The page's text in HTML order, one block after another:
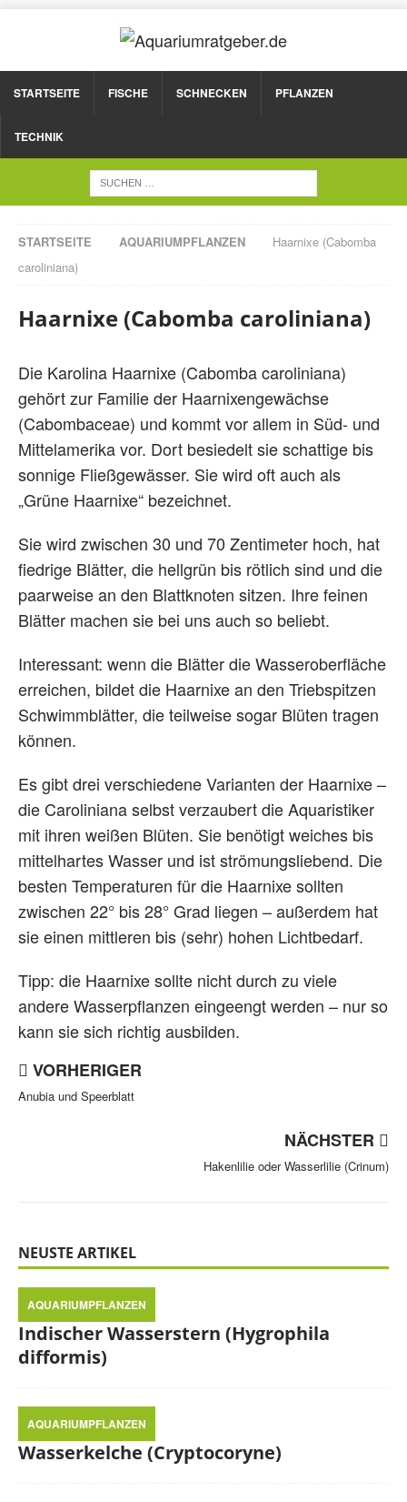
STARTSEITE FISCHE SCHNECKEN PFLANZEN
TECHNIK
STARTSEITE AQUARIUMPFLANZEN
Haarnixe (Cabomba
caroliniana)
Haarnixe (Cabomba caroliniana)
Die Karolina Haarnixe (Cabomba caroliniana)
gehört zur Familie der Haarnixengewächse
(Cabombaceae) und kommt vor allem in Süd- und
Mittelamerika vor. Dort besiedelt sie schattige bis
sonnige Fließgewässer. Sie wird oft auch als
„Grüne Haarnixe“ bezeichnet.
Sie wird zwischen 30 und 70 Zentimeter hoch, hat
fiedrige Blätter, die hellgrün bis rötlich sind und die
paarweise an den Blattknoten sitzen. Ihre feinen
Blätter machen sie bei uns auch so beliebt.
Interessant: wenn die Blätter die Wasseroberfläche
erreichen, bildet die Haarnixe an den Triebspitzen
Schwimmblätter, die teilweise sogar Blüten tragen
können.
Es gibt drei verschiedene Varianten der Haarnixe –
die Caroliniana selbst verzaubert die Aquaristiker
mit ihren weißen Blüten. Sie benötigt weiches bis
mittelhartes Wasser und ist strömungsliebend. Die
besten Temperaturen für die Haarnixe sollten
zwischen 22° bis 28° Grad liegen – außerdem hat
sie einen mittleren bis (sehr) hohen Lichtbedarf.
Tipp: die Haarnixe sollte nicht durch zu viele
andere Wasserpflanzen eingeengt werden – nur so
kann sie sich richtig ausbilden.
VORHERIGER
Anubia und Speerblatt
NÄCHSTER
Hakenlilie oder Wasserlilie (Crinum)
NEUSTE ARTIKEL
Indischer Wasserstern (Hygrophila
difformis)
AQUARIUMPFLANZEN
Wasserkelche (Cryptocoryne)
AQUARIUMPFLANZEN